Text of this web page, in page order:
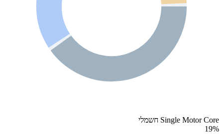
Single Motor Core חשמלי
19%